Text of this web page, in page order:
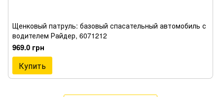
Щенковый патруль: базовый спасательный автомобиль с
водителем Райдер, 6071212
969.0 грн
Купить